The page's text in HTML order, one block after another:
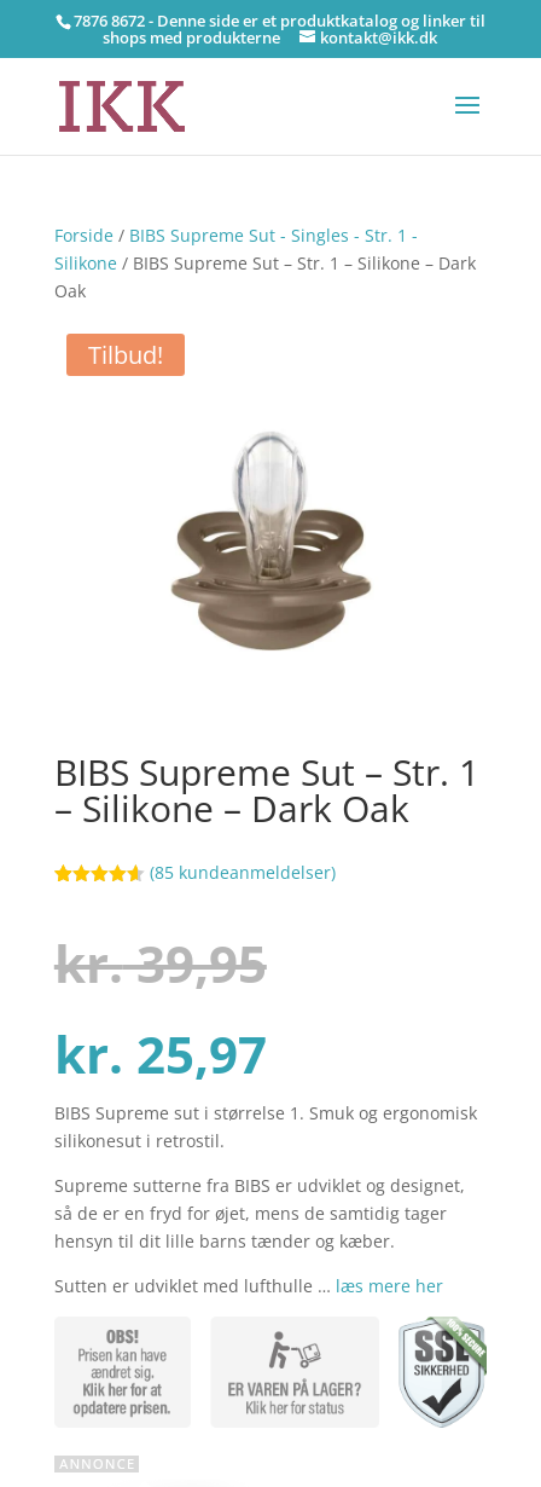
7876 8672 - Denne side er et produktkatalog og linker til
shops med produkterne kontakt@ikk.dk
Forside/ BIBS Supreme Sut - Singles - Str. 1 -
Silikone/ BIBS Supreme Sut – Str. 1 – Silikone – Dark
Oak
Tilbud!
BIBS Supreme Sut – Str. 1
– Silikone – Dark Oak
baseret på
kundebedø
mmelser
(85 kundeanmeldelser)
kr.39,95
pris
var:
kr. 39,95.
kr. 25,97Den
aktuelle
pris
er:
kr. 25,97.
BIBS Supreme sut i størrelse 1. Smuk og ergonomisk
silikonesut i retrostil.
Supreme sutterne fra BIBS er udviklet og designet,
så de er en fryd for øjet, mens de samtidig tager
hensyn til dit lille barns tænder og kæber.
Sutten er udviklet med lufthulle … læs mere her